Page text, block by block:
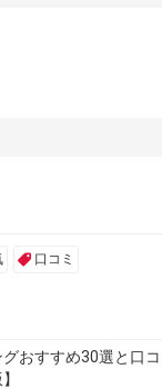
口コミ
おすすめ30選と口コ